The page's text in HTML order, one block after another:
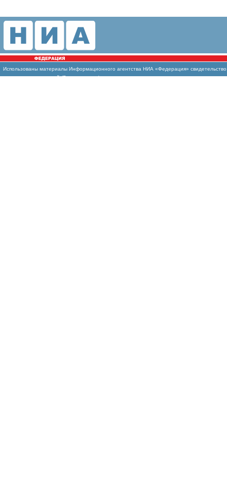
Использованы материалы Информационного агентства НИА «Федерация»
массовых коммуникаций (Роскомнадзор)